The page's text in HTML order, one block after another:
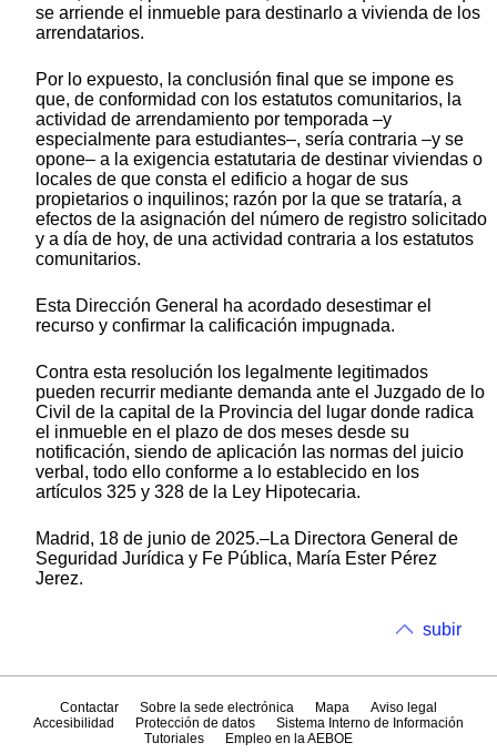
se arriende el inmueble para destinarlo a vivienda de los
arrendatarios.
Por lo expuesto, la conclusión final que se impone es
que, de conformidad con los estatutos comunitarios, la
actividad de arrendamiento por temporada –y
especialmente para estudiantes–, sería contraria –y se
opone– a la exigencia estatutaria de destinar viviendas o
locales de que consta el edificio a hogar de sus
propietarios o inquilinos; razón por la que se trataría, a
efectos de la asignación del número de registro solicitado
y a día de hoy, de una actividad contraria a los estatutos
comunitarios.
Esta Dirección General ha acordado desestimar el
recurso y confirmar la calificación impugnada.
Contra esta resolución los legalmente legitimados
pueden recurrir mediante demanda ante el Juzgado de lo
Civil de la capital de la Provincia del lugar donde radica
el inmueble en el plazo de dos meses desde su
notificación, siendo de aplicación las normas del juicio
verbal, todo ello conforme a lo establecido en los
artículos 325 y 328 de la Ley Hipotecaria.
Madrid, 18 de junio de 2025.–La Directora General de
Seguridad Jurídica y Fe Pública, María Ester Pérez
Jerez.
subir
Contactar Sobre la sede electrónica Mapa
Aviso legal
Accesibilidad
Protección de datos
Sistema Interno de Información
Tutoriales
Empleo en la AEBOE